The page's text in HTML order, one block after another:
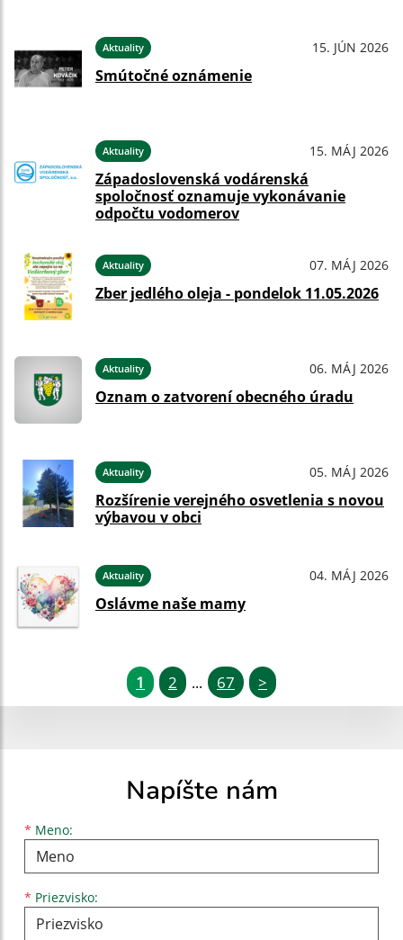
Aktuality 15. JÚN 2026
Smútočné oznámenie
Aktuality 15. MÁJ 2026
Západoslovenská vodárenská
spoločnosť oznamuje vykonávanie
odpočtu vodomerov
Aktuality 07. MÁJ 2026
Zber jedlého oleja - pondelok 11.05.2026
Aktuality 06. MÁJ 2026
Oznam o zatvorení obecného úradu
Aktuality 05. MÁJ 2026
Rozšírenie verejného osvetlenia s novou
výbavou v obci
Aktuality 04. MÁJ 2026
Oslávme naše mamy
1 2 ... 67 >
Napíšte nám
* Meno:
Meno
* Priezvisko:
Priezvisko
E-mailová adresa